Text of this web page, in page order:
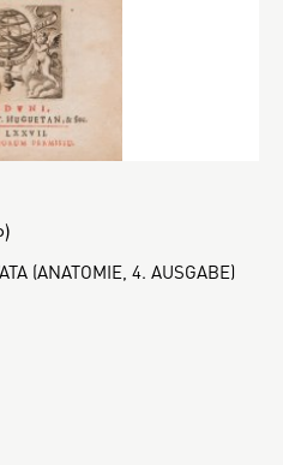
(ANATOMIE, 4. AUSGABE)